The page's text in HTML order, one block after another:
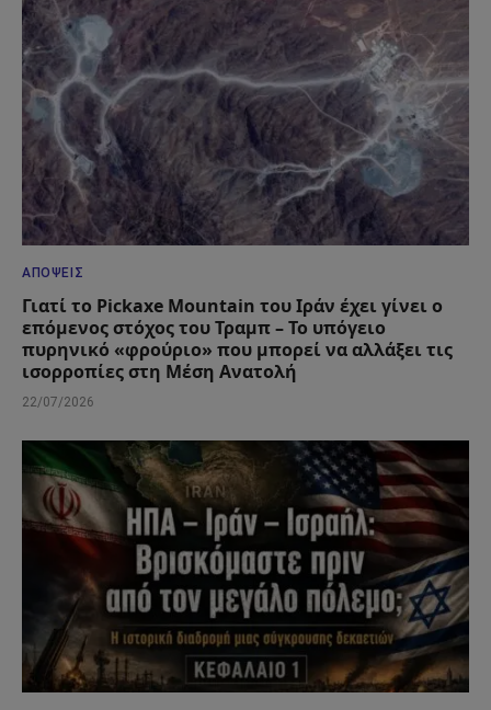
ΑΠΌΨΕΙΣ
Γιατί το Pickaxe Mountain του Ιράν έχει γίνει ο
επόμενος στόχος του Τραμπ – Το υπόγειο
πυρηνικό «φρούριο» που μπορεί να αλλάξει τις
ισορροπίες στη Μέση Ανατολή
22/07/2026